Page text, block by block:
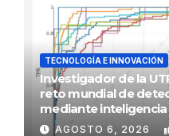
TECNOLOGÍA E INNOVACIÓN
Investigador de la
reto mundial de
mediante
AGOSTO 6, 2026